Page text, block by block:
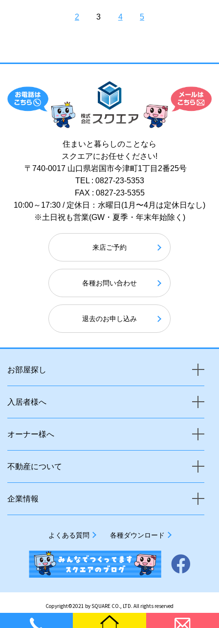
2 3 4 5
住まいと暮らしのことなら
スクエアにお任せください!
〒740-0017 山口県岩国市今津町1丁目2番25号
TEL : 0827-23-5353
FAX : 0827-23-5355
10:00～17:30 / 定休日：水曜日(1月〜4月は定休日なし)
※土日祝も営業(GW・夏季・年末年始除く)
来店ご予約
各種お問い合わせ
退去のお申し込み
お部屋探し
入居者様へ
オーナー様へ
不動産について
企業情報
よくある質問 各種ダウンロード
Copyright©2021 by SQUARE CO., LTD. All rights reserved